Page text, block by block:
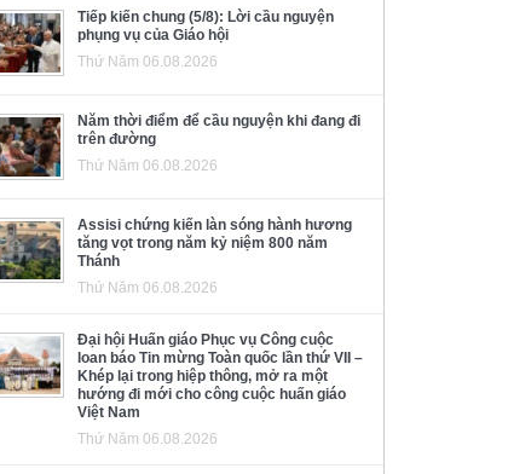
Tiếp kiến chung (5/8): Lời cầu nguyện
phụng vụ của Giáo hội
Thứ Năm 06.08.2026
Năm thời điểm để cầu nguyện khi đang đi
trên đường
Thứ Năm 06.08.2026
Assisi chứng kiến làn sóng hành hương
tăng vọt trong năm kỷ niệm 800 năm
Thánh
Thứ Năm 06.08.2026
Đại hội Huấn giáo Phục vụ Công cuộc
loan báo Tin mừng Toàn quốc lần thứ VII –
Khép lại trong hiệp thông, mở ra một
hướng đi mới cho công cuộc huấn giáo
Việt Nam
Thứ Năm 06.08.2026